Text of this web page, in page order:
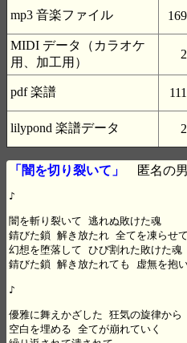
mp3 音楽ファイル
MIDI データ（カラオケ
用、加工用）
pdf 楽譜
lilypond 楽譜データ
「闇を切り裂いて」 匿名の男
♪
闇を斬り裂いて 逃れぬ敗けた魂
錆びた鎖 解き放たれ 全てを凍らせて
幻想を堕落して ひび割れた敗けた魂
錆びた鎖 解き放たれても 虚無を抱
♪
優雅に舞えかざした 狂気の旋律から
空白を埋める 全てが崩れていく